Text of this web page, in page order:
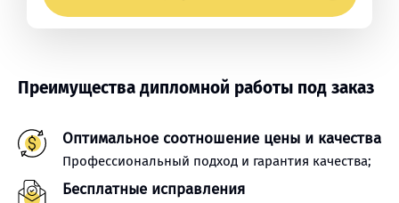
Преимущества дипломной работы под заказ
Оптимальное соотношение цены и качества
Профессиональный подход и гарантия качества;
Бесплатные исправления